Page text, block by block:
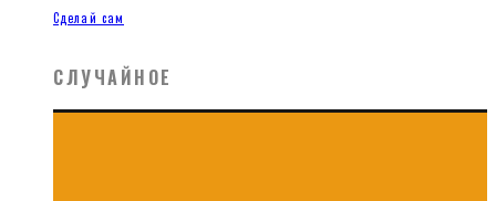
Сделай сам
СЛУЧАЙНОЕ